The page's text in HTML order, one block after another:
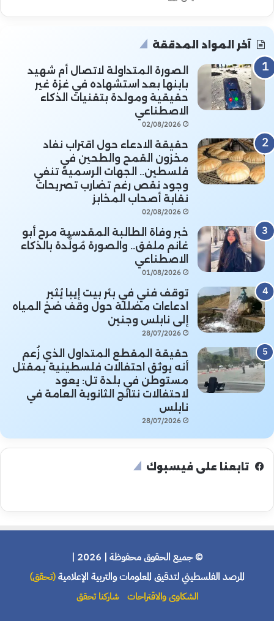
آخر المواد المدققة
الصورة المتداولة لاتصال أم شهيد
بابنها بعد استشهاده في غزة غير
حقيقية ومولدة بتقنيات الذكاء
الاصطناعي
02/08/2026
حقيقة الادعاء حول اقتراب نفاد
مخزون القمح والطحين في
فلسطين.. الجهات الرسمية تنفي
وجود نقص رغم تضارب تصريحات
نقابة أصحاب المخابز
02/08/2026
خبر وفاة الطالبة المقدسية مرح أبو
غانم ملفق.. والصورة مُولَّدة بالذكاء
الاصطناعي
01/08/2026
توقف فني في بئر بيت إيبا يُثير
ادعاءات مضللة حول وقف ضخ المياه
إلى نابلس وجنين
28/07/2026
حقيقة المقطع المتداول الذي زُعم
أنه يوثق احتفالات فلسطينية بمقتل
مستوطن في بلدة تل: يعود
لاحتفالات نتائج الثانوية العامة في
نابلس
28/07/2026
تابعنا على فيسبوك
© جميع الحقوق محفوظة | 2026 |
المرصد الفلسطيني لتدقيق المعلومات والتربية الإعلامية(تحقق)
الشكاوى والاقتراحات شاركنا تحقق